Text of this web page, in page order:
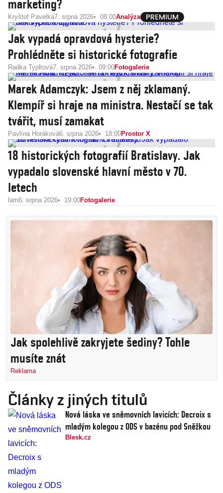
marketing?
Kryštof Pavelka7. srpna 2026 08:00Analýza
Jak vypadá opravdová hysterie?
Prohlédněte si historické fotografie
Radka Typltová7. srpna 2026 09:00Fotogalerie
Marek Adamczyk: Jsem z něj zklamaný.
Klempíř si hraje na ministra. Nestačí se tak
tvářit, musí zamakat
Pavlína Horáková6. srpna 2026 18:00Prostor X
18 historických fotografií Bratislavy. Jak
vypadalo slovenské hlavní město v 70.
letech
lam6. srpna 2026 19:00Fotogalerie
Jak spolehlivě zakryjete šediny? Tohle
musíte znát
Reklama
Články z jiných titulů
Nová láska ve sněmovních lavicích: Decroix s
mladým kolegou z ODS v bazénu pod Sněžkou
Blesk.cz